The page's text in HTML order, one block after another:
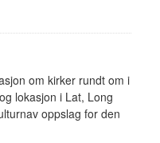
om kirker rundt om i
lokasjon i Lat, Long
oppslag for den